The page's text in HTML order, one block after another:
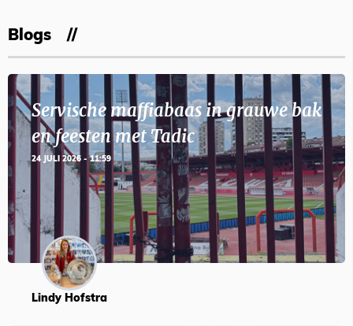
Blogs
Servische maffiabaas in grauwe bak
en feesten met Tadic
24 JULI 2026 - 11:59
Lindy Hofstra